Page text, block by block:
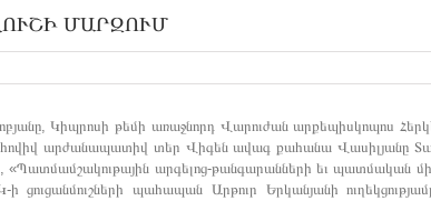
ՄԱՐԶՈՒՄ
Կիպրոսի թեմի առաջնորդ Վարուժան արքեպիսկոպոս
հովիվ արժանապատիվ տեր Վիգեն ավագ քահանա Վասիլյանը
արգելոց-թանգարանների եւ պատմական
պահապան Արթուր Երկանյանի